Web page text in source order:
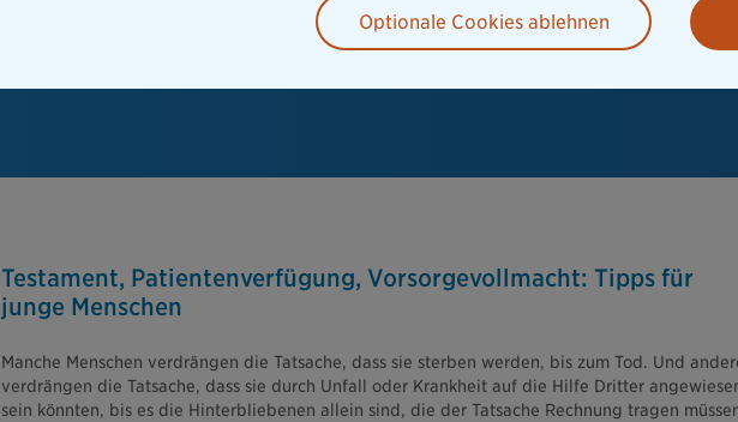
Testament, Patientenverfügung, Vorsorgevollmacht: Tipps für
junge Menschen
Manche Menschen verdrängen die Tatsache, dass sie sterben werden, bis zum Tod. Und
verdrängen die Tatsache, dass sie durch Unfall oder Krankheit auf die Hilfe Dritter
sein könnten, bis es die Hinterbliebenen allein sind, die der Tatsache Rechnung tragen
Optionale Cookies ablehnen